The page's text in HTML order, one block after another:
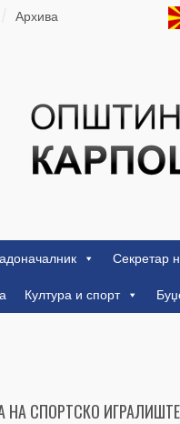
Архива
Секретар
Култура и спорт
НА СПОРТСКО